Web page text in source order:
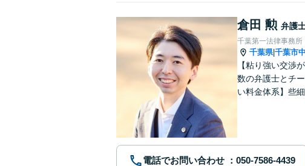
倉田 勲 弁護
千葉第一法律事務所
千葉県|千葉市
【粘り強い交渉
数の弁護士とチ
い料金体系】些
電話でお問い合わせ